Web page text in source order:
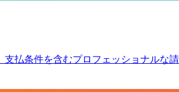
支払条件を含むプロフェッショナルな請